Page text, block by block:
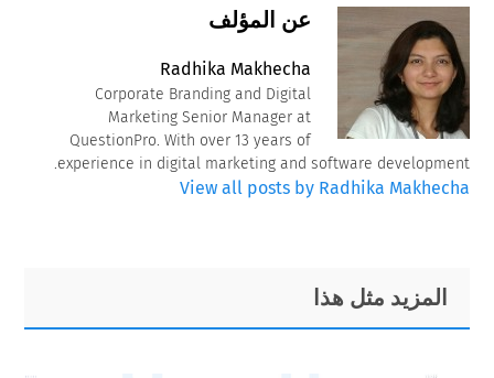
عن المؤلف
Radhika Makhecha
Corporate Branding and Digital
Marketing Senior Manager at
QuestionPro. With over 13 years of
experience in digital marketing and software development.
View all posts by Radhika Makhecha
Primary
Sidebar
Footer
المزيد مثل هذا